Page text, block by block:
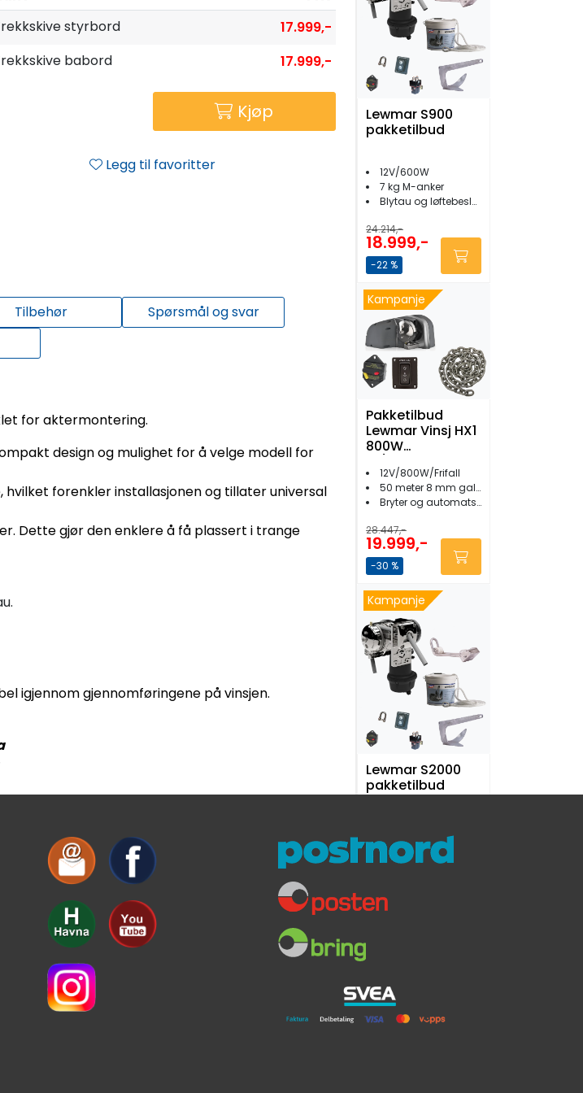
styrbord
17.999,-
babord
17.999,-
Kjøp
Legg til favoritter
Tilbehør
Spørsmål og svar
for aktermontering.
design og mulighet for å velge modell for
forenkler installasjonen og tillater universal
Dette gjør den enklere å få plassert i trange
igjennom gjennomføringene på vinsjen.
Lewmar S900
pakketilbud
12V/600W
7 kg M-anker
Blytau og løftebeslag
24.214,-
18.999,-
-22 %
Kampanje
Pakketilbud
Lewmar Vinsj HX1
800W
Kjetting
12V/800W/Frifall
50 meter 8 mm galv. kjetting
Bryter og automatsikring
28.447,-
19.999,-
-30 %
Kampanje
Lewmar S2000
pakketilbud
15 kg M-anker
Blytau og løftebeslag
25.299,-